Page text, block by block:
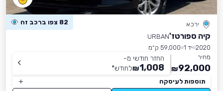
ירכא 82 צפו ברכב זה
קיה ספורטז'URBAN
2020 יד 1
59,000 ק״מ
מחיר
92,000
₪
החזר חודשי מ-
1,008
₪לחודש*
תוספות לעיסקה